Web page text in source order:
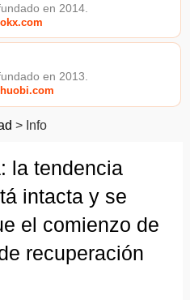
en 2014.
en 2013.
> Info
la tendencia
intacta y se
el comienzo de
recuperación